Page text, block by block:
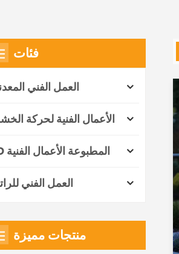
فئات
العمل الفني
الأعمال الفنية لحركة
3D المطبوعة الأعمال الفنية
العمل الفني
منتجات مميزة